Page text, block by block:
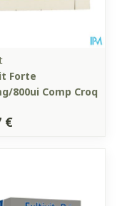
Forte
800ui Comp Croq
€